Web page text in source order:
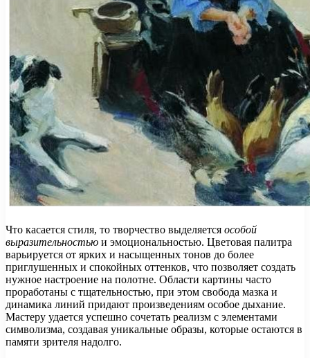
Что касается стиля, то творчество выделяется особой
выразительностью и эмоциональностью. Цветовая палитра
варьируется от ярких и насыщенных тонов до более
приглушенных и спокойных оттенков, что позволяет создать
нужное настроение на полотне. Области картины часто
проработаны с тщательностью, при этом свобода мазка и
динамика линий придают произведениям особое дыхание.
Мастеру удается успешно сочетать реализм с элементами
символизма, создавая уникальные образы, которые остаются в
памяти зрителя надолго.